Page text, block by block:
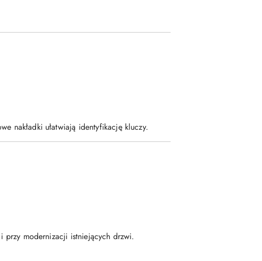
nakładki ułatwiają identyfikację kluczy.
przy modernizacji istniejących drzwi.